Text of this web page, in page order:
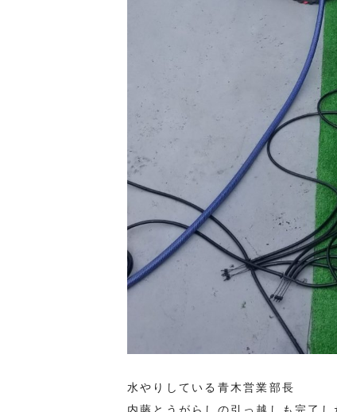
水やりしている青木営業部長
内藤とうがらしの引っ越しも完了